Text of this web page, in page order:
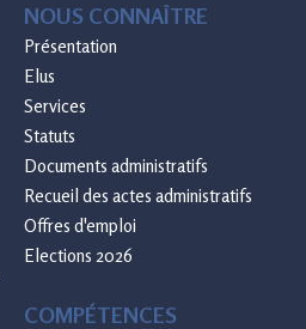
NOUS CONNAÎTRE
Présentation
Elus
Services
Statuts
Documents administratifs
Recueil des actes administratifs
Offres d'emploi
Elections 2026
COMPÉTENCES